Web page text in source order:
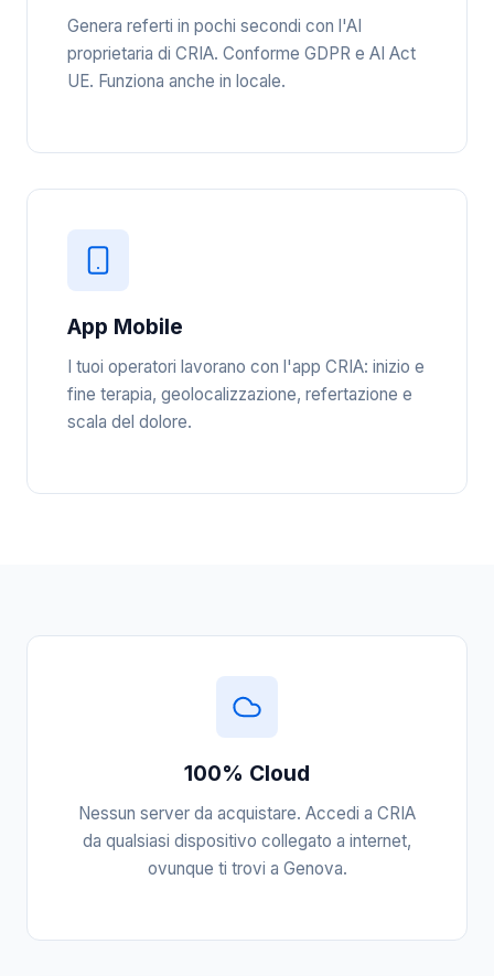
Genera referti in pochi secondi con l'AI
proprietaria di CRIA. Conforme GDPR e AI Act
UE. Funziona anche in locale.
App Mobile
I tuoi operatori lavorano con l'app CRIA: inizio e
fine terapia, geolocalizzazione, refertazione e
scala del dolore.
100% Cloud
Nessun server da acquistare. Accedi a CRIA
da qualsiasi dispositivo collegato a internet,
ovunque ti trovi a Genova.